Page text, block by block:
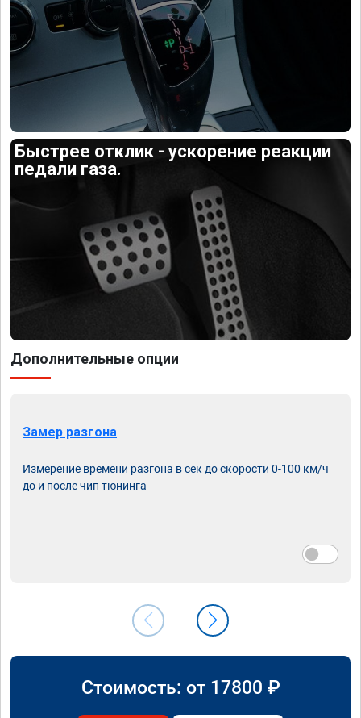
Быстрее отклик - ускорение реакции
педали газа.
Дополнительные опции
Замер разгона
Измерение времени разгона в сек до скорости 0-100 км/ч
до и после чип тюнинга
Стоимость: от 17800 ₽